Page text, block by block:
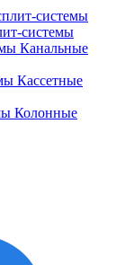
системы
Канальные
Кассетные
Колонные